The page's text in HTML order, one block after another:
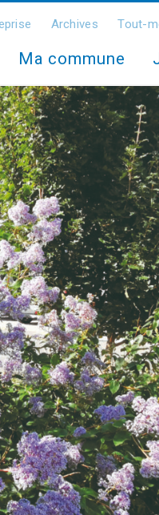
Archives Tout-
Ma commune